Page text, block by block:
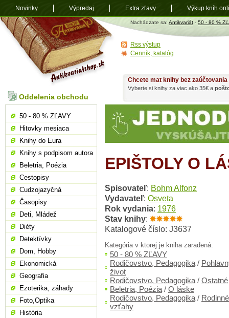
Antikvariát
shop.sk
Nachádzate sa: Antikvariát - 50 - 80 %
EPIŠTOLY O
Spisovateľ: Bohm Alfonz
Vydavateľ: Osveta
Rok vydania: 1976
Stav knihy:
Katalogové číslo: J3637
Kategória v ktorej je kniha zaradená:
50 - 80 % ZĽAVY
Rodičovstvo, Pedagogika /
život
Rodičovstvo, Pedagogika / Ostatné
Beletria, Poézia / O láske
Rodičovstvo, Pedagogika / Rodinné
vzťahy
Chcete mat knihy bez
Vyberte si knihy za viac ako 35€ a
Oddelenia obchodu
50 - 80 % ZĽAVY
Hitovky mesiaca
Knihy do Eura
Knihy s podpisom autora
Beletria, Poézia
Cestopisy
Cudzojazyčná
Časopisy
Deti, Mládež
Diéty
Detektívky
Dom, Hobby
Ekonomická
Geografia
Ezoterika, záhady
Foto,Optika
História
Rss výstup
Cenník, katalóg
Novinky Výpredaj Extra zľavy Výkup kníh